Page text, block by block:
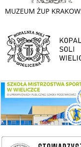
link do strony Kopalni Soli Wieliczka
link do SMS Wieliczka
wieliczka-wieliczanie na bis